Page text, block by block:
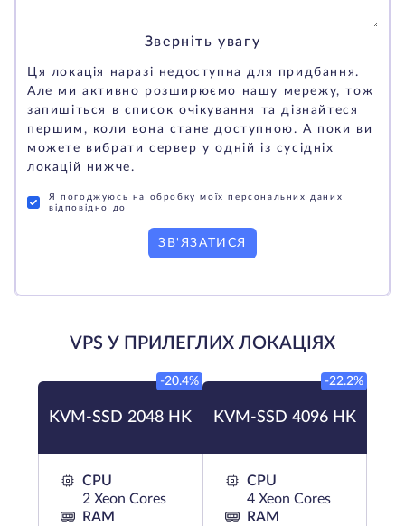
Зверніть увагу
Ця локація наразі недоступна для придбання.
Але ми активно розширюємо нашу мережу, тож
запишіться в список очікування та дізнайтеся
першим, коли вона стане доступною. А поки ви
можете вибрати сервер у одній із сусідніх
локацій нижче.
Я погоджуюсь на обробку моїх персональних даних
відповідно до
ЗВ'ЯЗАТИСЯ
VPS У ПРИЛЕГЛИХ ЛОКАЦІЯХ
KVM-SSD 2048 HK
-20.4%
CPU
2 Xeon Cores
RAM
KVM-SSD 4096 HK
-22.2%
CPU
4 Xeon Cores
RAM